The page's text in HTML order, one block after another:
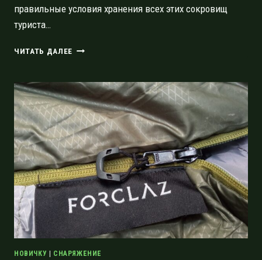
правильные условия хранения всех этих сокровищ
туриста…
ЧИТАТЬ ДАЛЕЕ МЕШКИ
НЕСКОЛЬКО
СЛОВ
О
ХРАНЕНИИ
СПАЛЬНИКОВ
НОВИЧКУ | СНАРЯЖЕНИЕ